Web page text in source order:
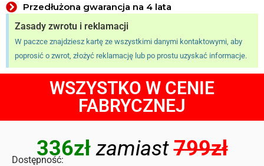
Przedłużona gwarancja na 4 lata
Zasady zwrotu i reklamacji
W paczce znajdziesz kartę ze wszystkimi danymi kontaktowymi, aby
poprosić o zwrot, złożyć reklamację lub po prostu uzyskać informacje.
WSZYSTKO W CENIE
FABRYCZNEJ
336złzamiast799zł
Dostępność: